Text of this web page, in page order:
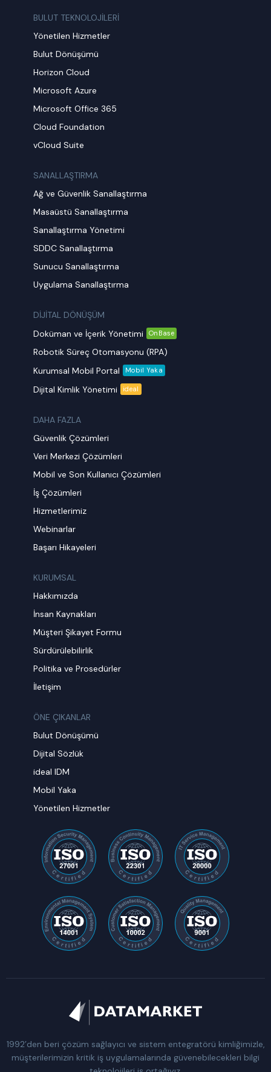
BULUT TEKNOLOJİLERİ
Yönetilen Hizmetler
Bulut Dönüşümü
Horizon Cloud
Microsoft Azure
Microsoft Office 365
Cloud Foundation
vCloud Suite
SANALLAŞTIRMA
Ağ ve Güvenlik Sanallaştırma
Masaüstü Sanallaştırma
Sanallaştırma Yönetimi
SDDC Sanallaştırma
Sunucu Sanallaştırma
Uygulama Sanallaştırma
DİJİTAL DÖNÜŞÜM
Doküman ve İçerik Yönetimi
OnBase
Robotik Süreç Otomasyonu (RPA)
Kurumsal Mobil Portal
Mobil Yaka
Dijital Kimlik Yönetimi ideal
DAHA FAZLA
Güvenlik Çözümleri
Veri Merkezi Çözümleri
Mobil ve Son Kullanıcı Çözümleri
İş Çözümleri
Hizmetlerimiz
Webinarlar
Başarı Hikayeleri
KURUMSAL
Hakkımızda
İnsan Kaynakları
Müşteri Şikayet Formu
Sürdürülebilirlik
Politika ve Prosedürler
İletişim
ÖNE ÇIKANLAR
Bulut Dönüşümü
Dijital Sözlük
ideal IDM
Mobil Yaka
Yönetilen Hizmetler
1992’den beri çözüm sağlayıcı ve sistem entegratörü kimliğimizle,
müşterilerimizin kritik iş uygulamalarında güvenebilecekleri bilgi